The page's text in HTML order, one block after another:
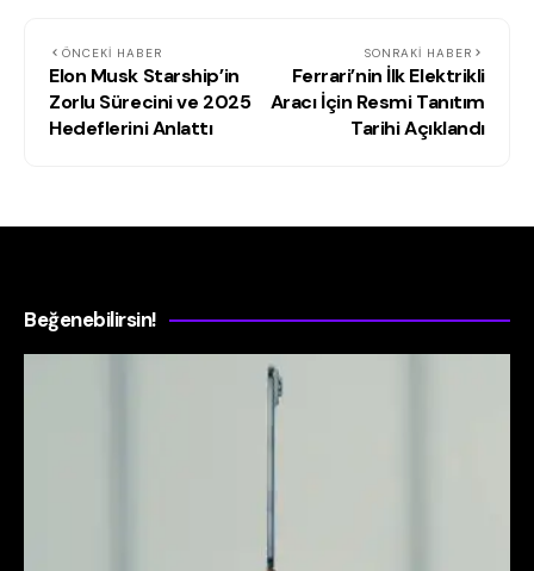
ÖNCEKI HABER
Elon Musk Starship’in
Zorlu Sürecini ve 2025
Hedeflerini Anlattı
SONRAKI HABER
Ferrari’nin İlk Elektrikli
Aracı İçin Resmi Tanıtım
Tarihi Açıklandı
Beğenebilirsin!